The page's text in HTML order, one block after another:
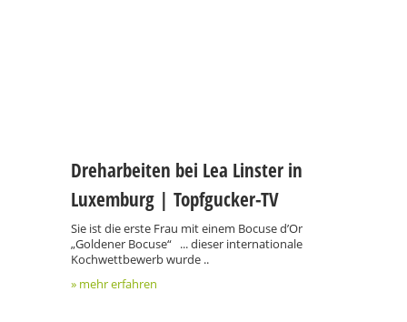
Dreharbeiten bei Lea Linster in
Luxemburg | Topfgucker-TV
Sie ist die erste Frau mit einem Bocuse d’Or
„Goldener Bocuse“ ... dieser internationale
Kochwettbewerb wurde ..
» mehr erfahren